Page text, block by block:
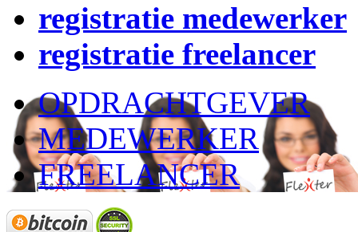
registratie medewerker
registratie freelancer
OPDRACHTGEVER
MEDEWERKER
FREELANCER